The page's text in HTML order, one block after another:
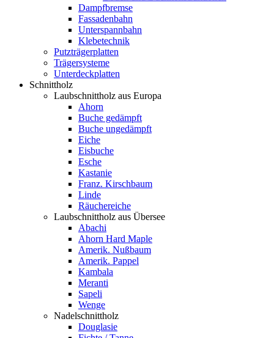
Dampfbremse
Fassadenbahn
Unterspannbahn
Klebetechnik
Putzträgerplatten
Trägersysteme
Unterdeckplatten
Schnittholz
Laubschnittholz aus Europa
Ahorn
Buche gedämpft
Buche ungedämpft
Eiche
Eisbuche
Esche
Kastanie
Franz. Kirschbaum
Linde
Räuchereiche
Laubschnittholz aus Übersee
Abachi
Ahorn Hard Maple
Amerik. Nußbaum
Amerik. Pappel
Kambala
Meranti
Sapeli
Wenge
Nadelschnittholz
Douglasie